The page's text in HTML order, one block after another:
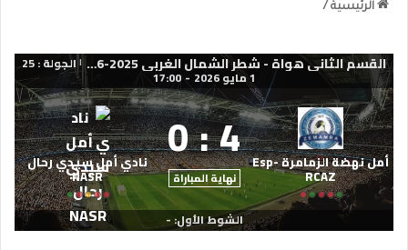
الرئيسية /
القسم الثاني هواة - شطر الشمال الغربي 2025-2026 | الجولة : 25
1 مايو 2026 -
17:00
أمل نهضة الزمامرة Esp-
RCAZ
4
:
0
نهاية المباراة
نادي أمل سيدي رحال
NASR
الشوط الأول: -